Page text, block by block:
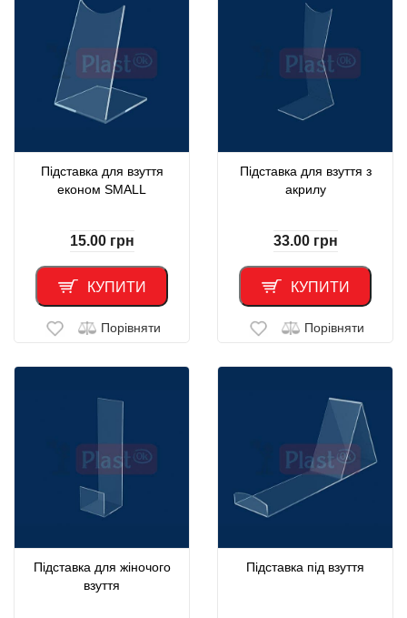
Підставка для взуття
економ SMALL
15.00 грн
КУПИТИ
Порівняти
Підставка для взуття з
акрилу
33.00 грн
КУПИТИ
Порівняти
Підставка для жіночого
взуття
Підставка під взуття